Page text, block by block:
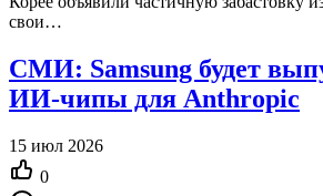
свои…
СМИ: Samsung будет
ИИ-чипы для Anthropic
15 июл 2026
0